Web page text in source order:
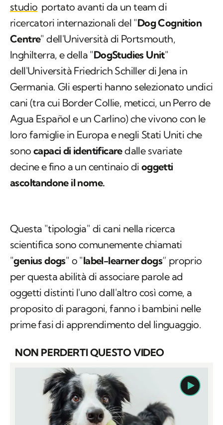
studio portato avanti da un team di
ricercatori internazionali del "Dog Cognition
Centre" dell'Università di Portsmouth,
Inghilterra, e della "DogStudies Unit"
dell'Università Friedrich Schiller di Jena in
Germania. Gli esperti hanno selezionato undici
cani (tra cui Border Collie, meticci, un Perro de
Agua Español e un Carlino) che vivono con le
loro famiglie in Europa e negli Stati Uniti che
sono capaci di identificaredalle svariate
decine e fino a un centinaio di oggetti
ascoltandone il nome.
Questa "tipologia" di cani nella ricerca
scientifica sono comunemente chiamati
"genius dogs" o "label-learner dogs” proprio
per questa abilità di associare parole ad
oggetti distinti l'uno dall'altro così come, a
proposito di paragoni, fanno i bambini nelle
prime fasi di apprendimento del linguaggio.
NON PERDERTI QUESTO VIDEO